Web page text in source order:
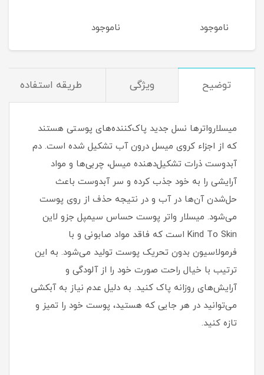
ناموجود ناموجود
توضیح ویژگی طریقه استفاده
میسلارواترها نسل جدید پاک‌‏کننده‌‏های پوستی هستند
که از اجزاء کروی میسل درون آب تشکیل شده ‏است. دم
آبدوست ذرات تشکیل‏‌دهنده میسل، چربی‏‌ها و مواد
آرایشی را به خود جذب کرده و سر آبدوست باعث
حل‌‎شدن آن‌‏ها در آب و در نتیجه حذف از روی پوست
می‎‌شود. میسلار واتر پوست حساس سیمپل جزو لاین
Kind To Skin است که فاقد مواد صابونی و با
فرمولاسیون بدون تحریک پوست تولید می‏‌شود. به این
ترتیب با خیال راحت صورت خود را از آلودگی و
آرایش‌‎های روزانه پاک کنید. به دلیل عدم نیاز به آبکشی
می‌توانید در هر جایی که هستید، پوست خود را تمیز و
تازه کنید.